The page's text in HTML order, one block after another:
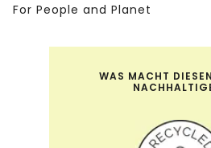
For People and Planet
WAS MACHT